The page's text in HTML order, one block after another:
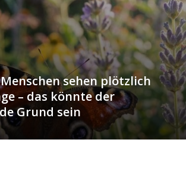
sehen plötzlich
– das könnte der
Grund sein